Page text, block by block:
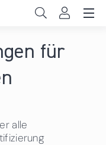
für
alle